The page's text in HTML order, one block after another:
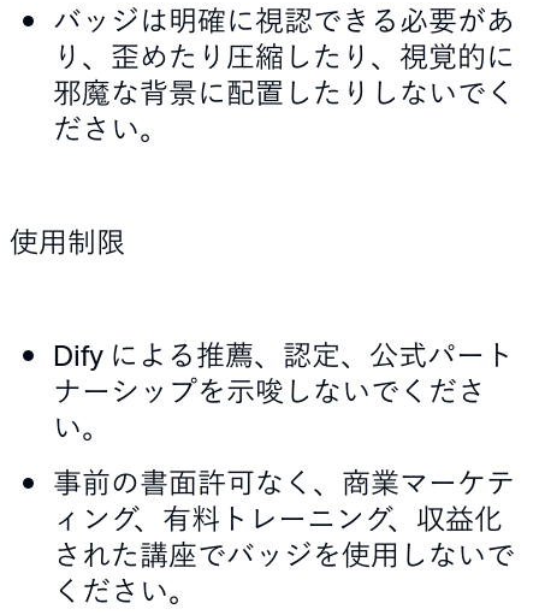
バッジは明確に視認できる必要があ
り、歪めたり圧縮したり、視覚的に
邪魔な背景に配置したりしないでく
ださい。
使用制限
Dify による推薦、認定、公式パート
ナーシップを示唆しないでくださ
い。
事前の書面許可なく、商業マーケテ
ィング、有料トレーニング、収益化
された講座でバッジを使用しないで
ください。